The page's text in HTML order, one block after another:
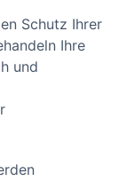
Schutz Ihrer
Ihre
und